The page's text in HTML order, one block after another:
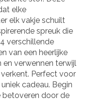
elke
elk vakje schuilt
spreuk die
verschillende
van een heerlijke
en verwennen terwijl
Perfect voor
cadeau. Begin
betoveren door de